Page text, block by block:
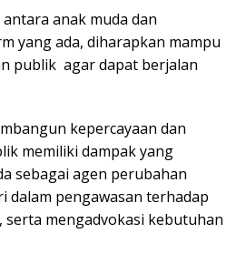
anak muda dan
yang ada, diharapkan mampu
publik agar dapat berjalan
kepercayaan dan
memiliki dampak yang
sebagai agen perubahan
pengawasan terhadap
mengadvokasi kebutuhan